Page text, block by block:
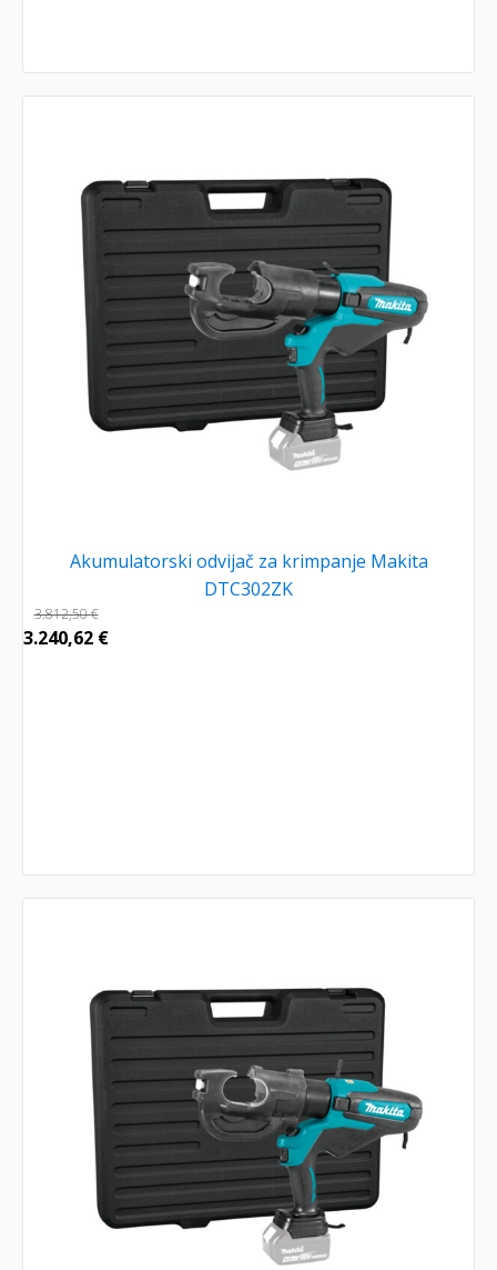
Akumulatorski odvijač za krimpanje Makita
DTC302ZK
3.812,50€
3.240,62 €